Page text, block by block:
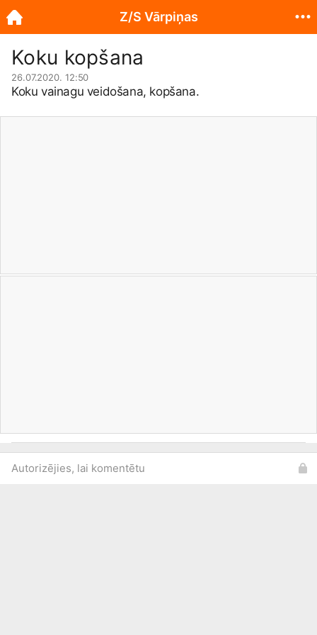
Koku kopšana
26.07.2020. 12:50
Koku vainagu veidošana, kopšana.
Autorizējies, lai komentētu
Z/S Vārpiņas